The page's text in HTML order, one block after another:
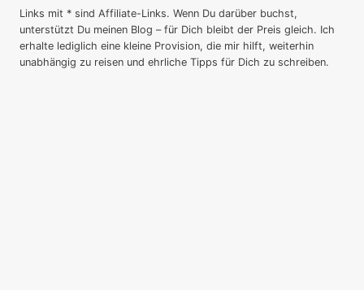
Links mit * sind Affiliate-Links. Wenn Du darüber buchst,
unterstützt Du meinen Blog – für Dich bleibt der Preis gleich. Ich
erhalte lediglich eine kleine Provision, die mir hilft, weiterhin
unabhängig zu reisen und ehrliche Tipps für Dich zu schreiben.